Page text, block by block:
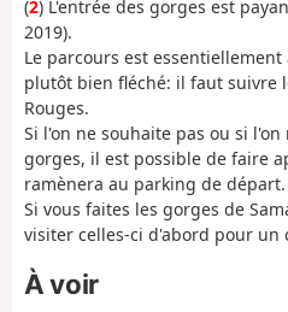
(2) L'entrée des gorges est
2019).
Le parcours est
plutôt bien fléché: il faut suivre
Rouges.
Si l'on ne souhaite pas ou si
gorges, il est possible de faire
ramènera au parking de départ.
Si vous faites les gorges de
visiter celles-ci d'abord pour un
À voir